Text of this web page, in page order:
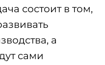
состоит в том,
а
сами